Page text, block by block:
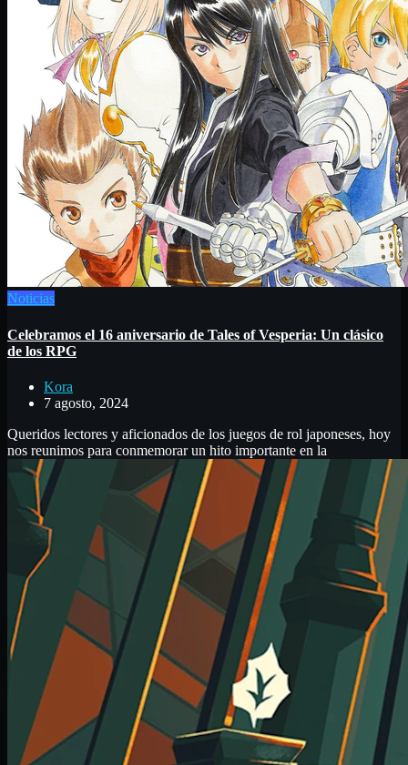
Noticias
Celebramos el 16 aniversario de Tales of Vesperia: Un clásico
de los RPG
Kora
7 agosto, 2024
Queridos lectores y aficionados de los juegos de rol japoneses, hoy
nos reunimos para conmemorar un hito importante en la